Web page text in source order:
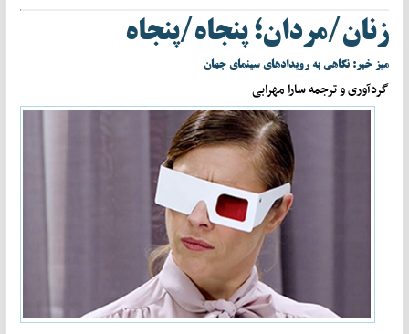
زنان/مردان؛ پنجاه/پنجاه
میز خبر: نگاهی به رویدادهای سینمای جهان
گردآوری و ترجمه سارا مهرابی